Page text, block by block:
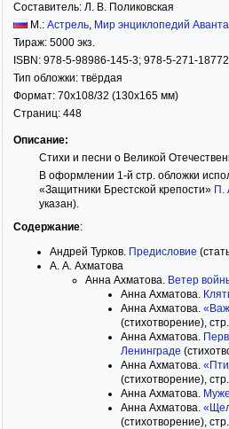
Составитель: Л. В. Поликовская
М.: Астрель, Мир энциклопедий
Тираж: 5000 экз.
ISBN: 978-5-98986-145-3; 978-5-271-
Тип обложки: твёрдая
Формат: 70x108/32 (130x165 мм)
Страниц: 448
Описание:
Стихи и песни о Великой
В оформлении 1-й стр. обложки
«Защитники Брестской крепости» П.
указан).
Содержание:
Андрей Турков. Предисловие
А. А. Ахматова
Анна Ахматова. Ветер
Анна Ахматова.
Анна Ахматова.
(стихотворение),
Анна Ахматова.
Ленинграде
Анна Ахматова.
(стихотворение),
Анна Ахматова.
Анна Ахматова.
(стихотворение),